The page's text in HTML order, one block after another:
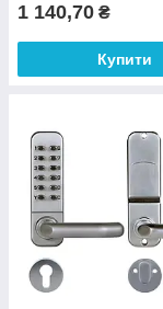
1 140,70 ₴
Купити